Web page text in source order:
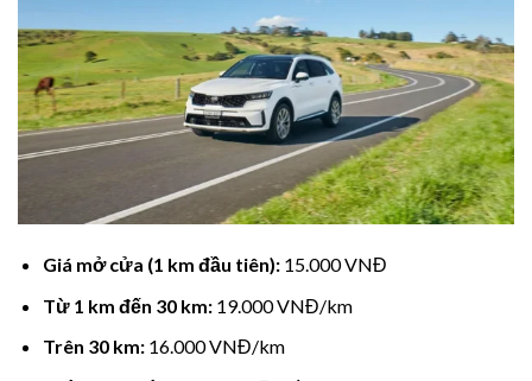
Panel
Panel
Panel
Giá mở cửa (1 km đầu tiên):15.000 VNĐ
Từ 1 km đến 30 km:19.000 VNĐ/km
Trên 30 km:16.000 VNĐ/km